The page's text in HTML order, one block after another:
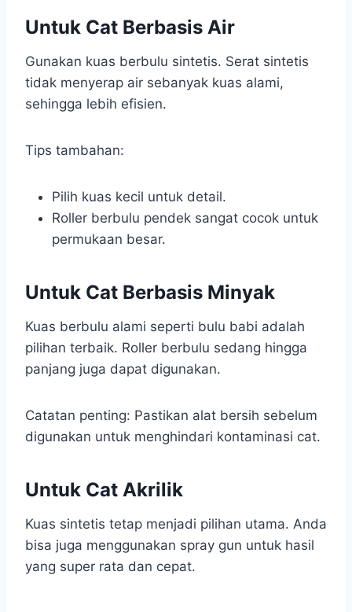
Untuk Cat Berbasis Air
Gunakan kuas berbulu sintetis. Serat sintetis
tidak menyerap air sebanyak kuas alami,
sehingga lebih efisien.
Tips tambahan:
Pilih kuas kecil untuk detail.
Roller berbulu pendek sangat cocok untuk
permukaan besar.
Untuk Cat Berbasis Minyak
Kuas berbulu alami seperti bulu babi adalah
pilihan terbaik. Roller berbulu sedang hingga
panjang juga dapat digunakan.
Catatan penting: Pastikan alat bersih sebelum
digunakan untuk menghindari kontaminasi cat.
Untuk Cat Akrilik
Kuas sintetis tetap menjadi pilihan utama. Anda
bisa juga menggunakan spray gun untuk hasil
yang super rata dan cepat.